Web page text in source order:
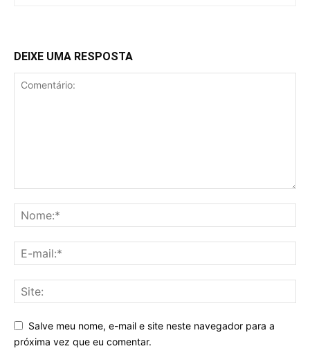
DEIXE UMA RESPOSTA
Salve meu nome, e-mail e site neste navegador para a
próxima vez que eu comentar.